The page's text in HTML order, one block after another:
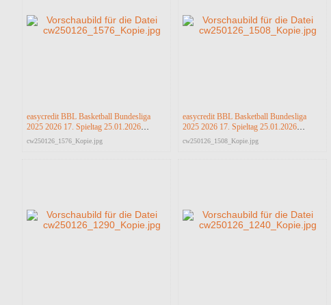
easycredit BBL Basketball Bundesliga
2025 2026 17. Spieltag 25.01.2026
Science City Jena vs RASTA Vechta
cw250126_1576_Kopie.jpg
easycredit BBL Basketball Bundesliga
2025 2026 17. Spieltag 25.01.2026
Science City Jena vs RASTA Vechta
cw250126_1508_Kopie.jpg